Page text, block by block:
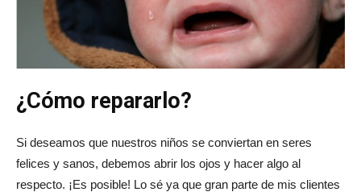
¿Cómo repararlo?
Si deseamos que nuestros niños se conviertan en seres
felices y sanos, debemos abrir los ojos y hacer algo al
respecto. ¡Es posible! Lo sé ya que gran parte de mis clientes